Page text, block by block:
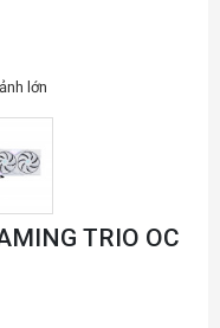
lớn
TRIO OC